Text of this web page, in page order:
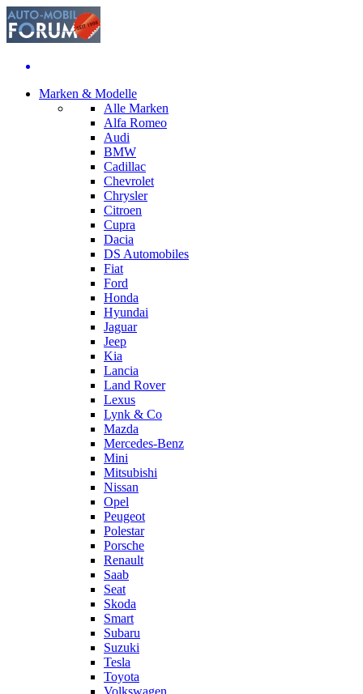
Marken & Modelle
Alle Marken
Alfa Romeo
Audi
BMW
Cadillac
Chevrolet
Chrysler
Citroen
Cupra
Dacia
DS Automobiles
Fiat
Ford
Honda
Hyundai
Jaguar
Jeep
Kia
Lancia
Land Rover
Lexus
Lynk & Co
Mazda
Mercedes-Benz
Mini
Mitsubishi
Nissan
Opel
Peugeot
Polestar
Porsche
Renault
Saab
Seat
Skoda
Smart
Subaru
Suzuki
Tesla
Toyota
Volkswagen